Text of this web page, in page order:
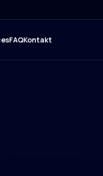
FAQKontakt